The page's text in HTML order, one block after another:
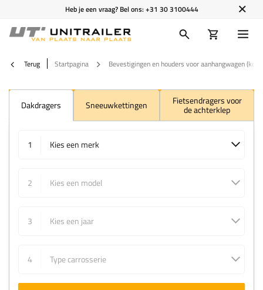
Heb je een vraag? Bel ons:+31 30 3100444
Terug Startpagina Bevestigingen en houders voor aanhangwagen
Dakdragers Sneeuwkettingen Fietsendragers voor
de achterklep
1 Kies een merk
2 Kies een model
3 Kies een jaar
4 Type carrosserie